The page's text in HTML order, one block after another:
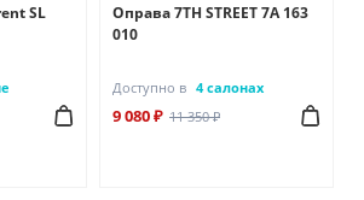
SL
Оправа 7TH STREET 7A 163
010
Доступно в 4 салонах
9 080 ₽ 11 350 ₽